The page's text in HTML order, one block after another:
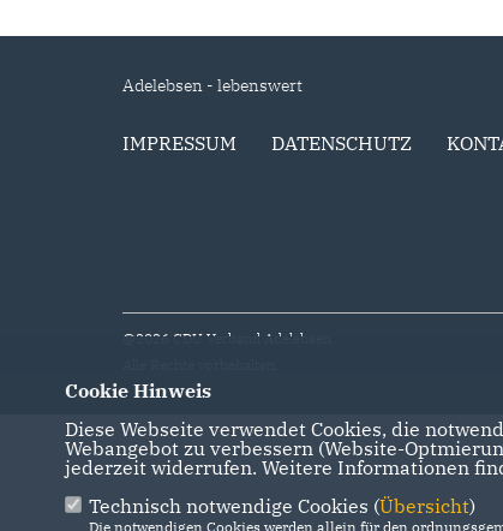
Adelebsen - lebenswert
IMPRESSUM DATENSCHUTZ
@2026 CDU Verband Adelebsen
Cookie Hinweis
Diese Webseite verwendet Cookies, die
Webangebot zu verbessern (Website-
jederzeit widerrufen. Weitere Informationen
Technisch notwendige Cookies (Übersicht)
Die notwendigen Cookies werden allein für den